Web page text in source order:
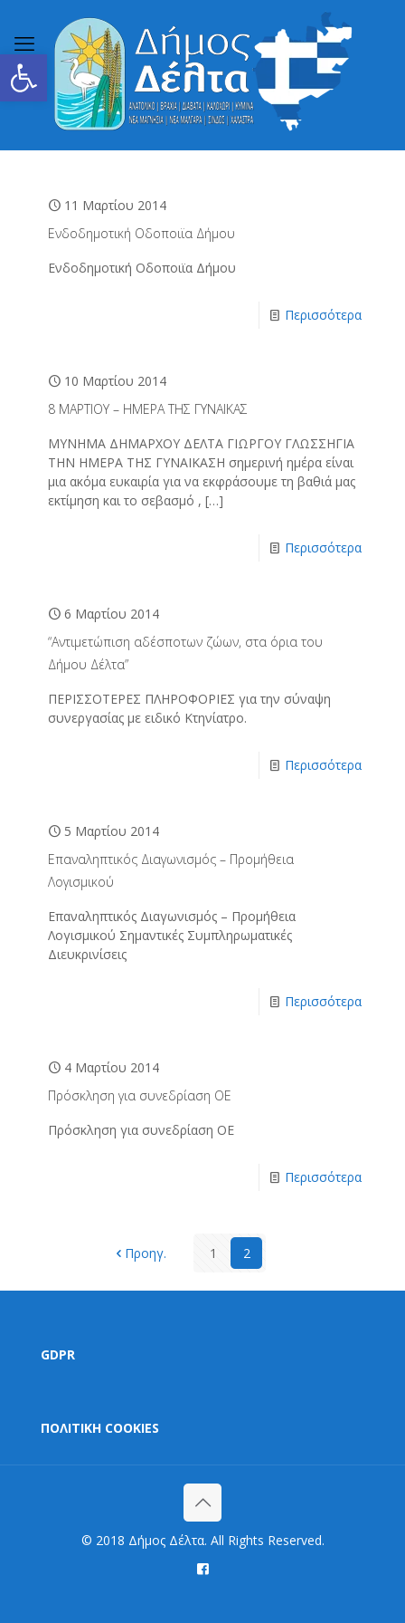
Ανοίξτε τη γραμμή εργαλείων
11 Μαρτίου 2014
Ενδοδημοτική Οδοποιϊα Δήμου
Ενδοδημοτική Οδοποιϊα Δήμου
Περισσότερα
10 Μαρτίου 2014
8 MAΡΤΙΟΥ – ΗΜΕΡΑ ΤΗΣ ΓΥΝΑΙΚΑΣ
ΜΥΝΗΜΑ ΔΗΜΑΡΧΟΥ ΔΕΛΤΑ ΓΙΩΡΓΟΥ ΓΛΩΣΣΗΓΙΑ
ΤΗΝ ΗΜΕΡΑ ΤΗΣ ΓΥΝΑΙΚΑΣΗ σημερινή ημέρα είναι
μια ακόμα ευκαιρία για να εκφράσουμε τη βαθιά μας
εκτίμηση και το σεβασμό , […]
Περισσότερα
6 Μαρτίου 2014
“Αντιμετώπιση αδέσποτων ζώων, στα όρια του
Δήμου Δέλτα”
ΠΕΡΙΣΣΟΤΕΡΕΣ ΠΛΗΡΟΦΟΡΙΕΣ για την σύναψη
συνεργασίας με ειδικό Κτηνίατρο.
Περισσότερα
5 Μαρτίου 2014
Επαναληπτικός Διαγωνισμός – Προμήθεια
Λογισμικού
Επαναληπτικός Διαγωνισμός – Προμήθεια
Λογισμικού Σημαντικές Συμπληρωματικές
Διευκρινίσεις
Περισσότερα
4 Μαρτίου 2014
Πρόσκληση για συνεδρίαση ΟΕ
Πρόσκληση για συνεδρίαση ΟΕ
Περισσότερα
Προηγ. 1 2
GDPR
ΠΟΛΙΤΙΚΗ COOKIES
© 2018 Δήμος Δέλτα. All Rights Reserved.